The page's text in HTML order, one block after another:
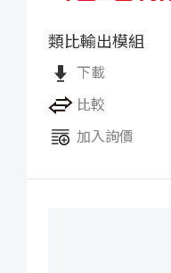
類比輸出模組
下載
比較
加入詢價